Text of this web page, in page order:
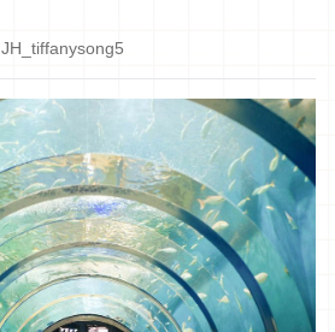
JH_tiffanysong5